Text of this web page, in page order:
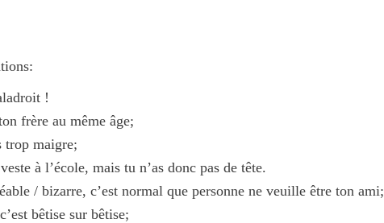
!
frère au même âge;
trop maigre;
à l’école, mais tu n’as donc pas de tête.
/ bizarre, c’est normal que personne ne veuille être ton ami;
bêtise sur bêtise;